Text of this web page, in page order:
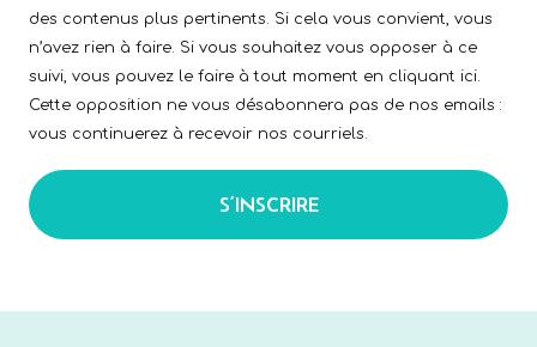
des contenus plus pertinents. Si cela vous convient, vous
n’avez rien à faire. Si vous souhaitez vous opposer à ce
suivi, vous pouvez le faire à tout moment en cliquant ici.
Cette opposition ne vous désabonnera pas de nos emails :
vous continuerez à recevoir nos courriels.
S’INSCRIRE